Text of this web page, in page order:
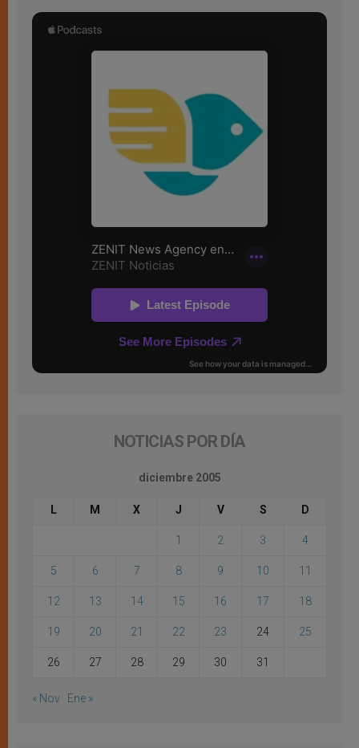
NOTICIAS POR DÍA
diciembre 2005
L M X J V S D
1 2 3 4
5 6 7 8 9 10 11
12 13 14 15 16 17 18
19 20 21 22 23 24 25
26 27 28 29 30 31
« Nov Ene »